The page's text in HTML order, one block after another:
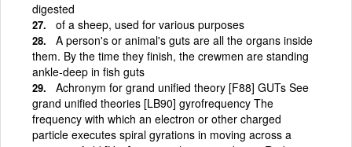
digested
of a sheep, used for various purposes
A person's or animal's guts are all the organs inside
them. By the time they finish, the crewmen are standing
ankle-deep in fish guts
Achronym for grand unified theory [F88] GUTs See
grand unified theories [LB90] gyrofrequency The
frequency with which an electron or other charged
particle executes spiral gyrations in moving across a